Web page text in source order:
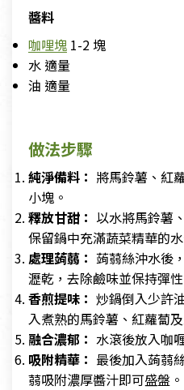
醬料
咖哩塊 1-2 塊
水 適量
油 適量
做法步驟
純淨備料： 將馬鈴薯、紅
小塊。
釋放甘甜： 以水將馬鈴薯
保留鍋中充滿蔬菜精華的水
處理蒟蒻： 蒟蒻絲沖水後
瀝乾，去除鹼味並保持彈性
香煎提味： 炒鍋倒入少許
入煮熟的馬鈴薯、紅蘿蔔
融合濃郁： 水滾後放入咖
吸附精華： 最後加入蒟蒻
蒻吸附濃厚醬汁即可盛盤。